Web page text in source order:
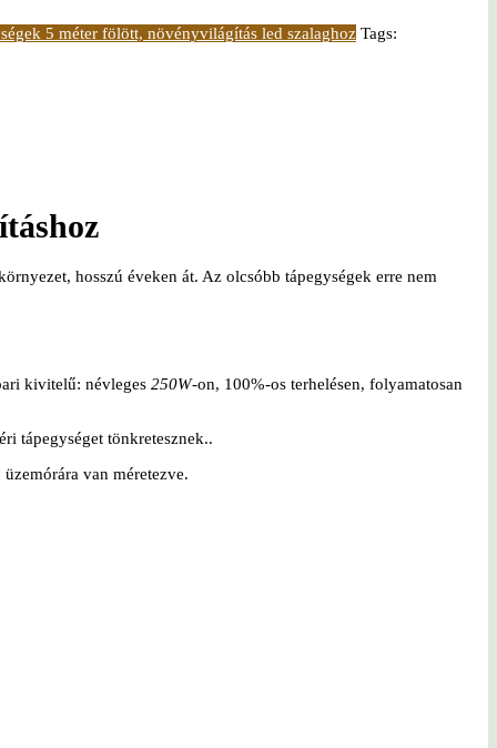
5 méter fölött, növényvilágítás led szalaghoz Tags:
hosszú éveken át. Az olcsóbb tápegységek erre nem
kivitelű: névleges 250W-on, 100%-os terhelésen, folyamatosan
tápegységet tönkretesznek..
van méretezve.